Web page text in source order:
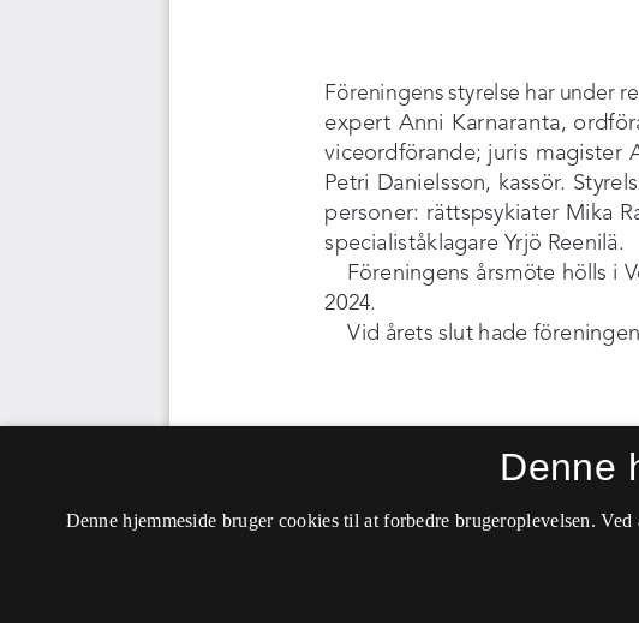
Denne
Denne hjemmeside bruger cookies til at forbedre brugeroplevelsen.